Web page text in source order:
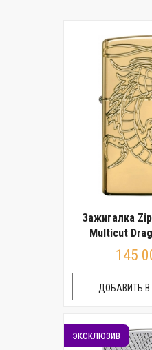
Зажигалка
Multicut
145
ДОБАВИТЬ В
эксклюзив